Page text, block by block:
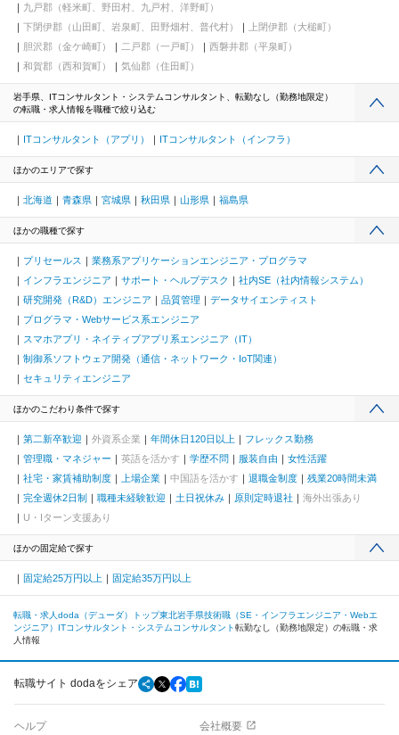
九戸郡（軽米町、野田村、九戸村、洋野町）
下閉伊郡（山田町、岩泉町、田野畑村、普代村）
上閉伊郡（大槌町）
胆沢郡（金ケ崎町）
二戸郡（一戸町）
西磐井郡（平泉町）
和賀郡（西和賀町）
気仙郡（住田町）
岩手県、ITコンサルタント・システムコンサルタント、転勤なし（勤務地限定）
の転職・求人情報を職種で絞り込む
ITコンサルタント（アプリ） ITコンサルタント（インフラ）
ほかのエリアで探す
北海道 青森県 宮城県 秋田県 山形県 福島県
ほかの職種で探す
プリセールス
業務系アプリケーションエンジニア・プログラマ
インフラエンジニア
サポート・ヘルプデスク
社内SE（社内情報システム）
研究開発（R&D）エンジニア
品質管理
データサイエンティスト
プログラマ・Webサービス系エンジニア
スマホアプリ・ネイティブアプリ系エンジニア（IT）
制御系ソフトウェア開発（通信・ネットワーク・IoT関連）
セキュリティエンジニア
ほかのこだわり条件で探す
第二新卒歓迎 外資系企業 年間休日120日以上
フレックス勤務
管理職・マネジャー
英語を活かす 学歴不問 服装自由
女性活躍
社宅・家賃補助制度
上場企業 中国語を活かす 退職金制度
残業20時間未満
完全週休2日制
職種未経験歓迎 土日祝休み 原則定時退社
海外出張あり
U・Iターン支援あり
ほかの固定給で探す
固定給25万円以上 固定給35万円以上
転職・求人doda（デューダ）トップ東北岩手県技術職（SE・インフラエンジニア・Webエ
ンジニア） ITコンサルタント・システムコンサルタント転勤なし（勤務地限定）の転職・求
人情報
転職サイト dodaをシェア
ヘルプ 会社概要